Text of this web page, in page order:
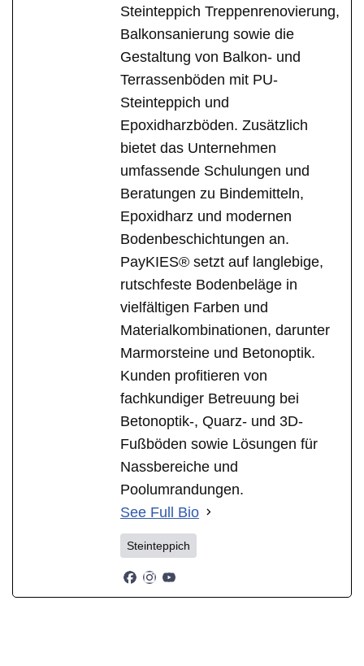
Steinteppich Treppenrenovierung,
Balkonsanierung sowie die
Gestaltung von Balkon- und
Terrassenböden mit PU-
Steinteppich und
Epoxidharzböden. Zusätzlich
bietet das Unternehmen
umfassende Schulungen und
Beratungen zu Bindemitteln,
Epoxidharz und modernen
Bodenbeschichtungen an.
PayKIES® setzt auf langlebige,
rutschfeste Bodenbeläge in
vielfältigen Farben und
Materialkombinationen, darunter
Marmorsteine und Betonoptik.
Kunden profitieren von
fachkundiger Betreuung bei
Betonoptik-, Quarz- und 3D-
Fußböden sowie Lösungen für
Nassbereiche und
Poolumrandungen.
See Full Bio
Steinteppich